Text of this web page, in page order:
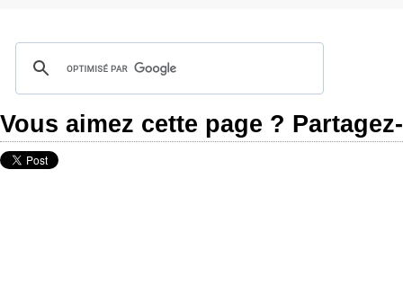
Vous aimez cette page ?